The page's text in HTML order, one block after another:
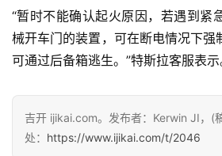
评
测
师
行
家
登录 注册
“暂时不能确认起火原因，若遇到紧
械开车门的装置，可在断电情况下强
可通过后备箱逃生。”特斯拉客服表示
吉开 ijikai.com。发布者：Kerwin JI，(
处： https://www.ijikai.com/t/2046